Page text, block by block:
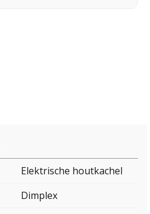
Elektrische houtkachel
Dimplex